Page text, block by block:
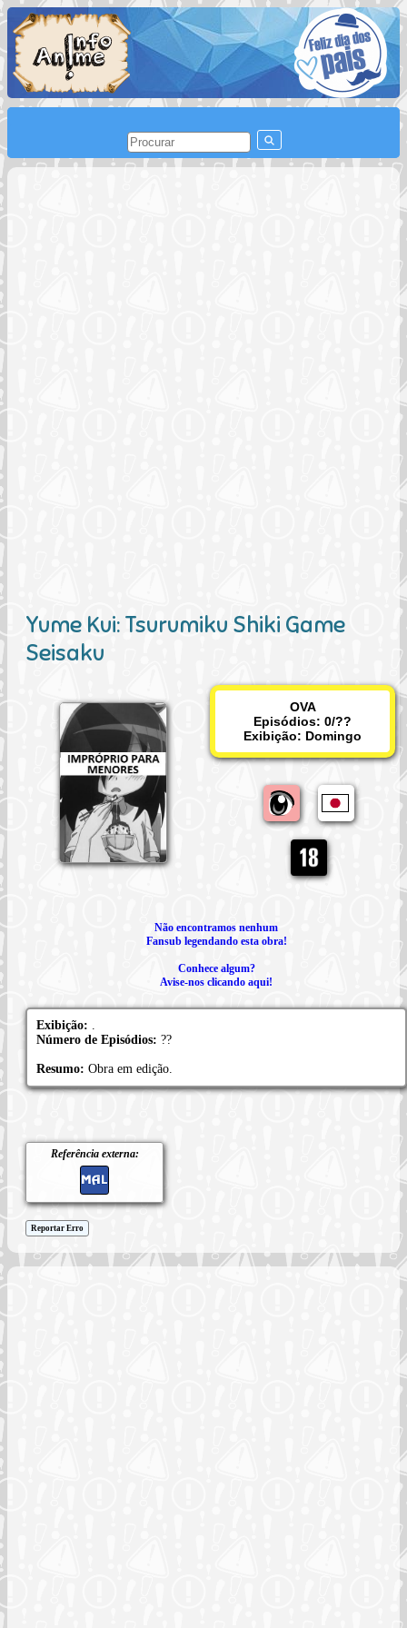
Yume Kui: Tsurumiku Shiki Game
Seisaku
OVA
Episódios: 0/??
Exibição: Domingo
Não encontramos nenhum
Fansub legendando esta obra!
Conhece algum?
Avise-nos clicando aqui!
Exibição:
Número de Episódios: ??
Resumo: Obra em edição.
Referência externa:
Reportar Erro